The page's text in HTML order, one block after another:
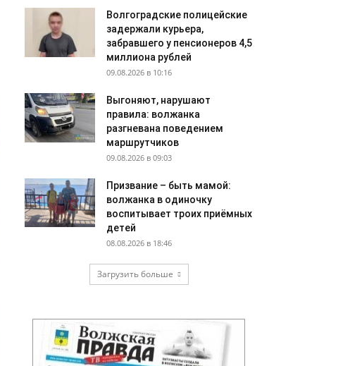
Волгоградские полицейские
задержали курьера,
забравшего у пенсионеров 4,5
миллиона рублей
09.08.2026 в 10:16
Выгоняют, нарушают
правила: волжанка
разгневана поведением
маршрутчиков
09.08.2026 в 09:03
Призвание – быть мамой:
волжанка в одиночку
воспитывает троих приёмных
детей
08.08.2026 в 18:46
Загрузить больше